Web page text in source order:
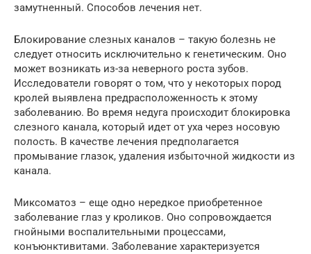
замутненный. Способов лечения нет.
Блокирование слезных каналов – такую болезнь не
следует относить исключительно к генетическим. Оно
может возникать из-за неверного роста зубов.
Исследователи говорят о том, что у некоторых пород
кролей выявлена предрасположенность к этому
заболеванию. Во время недуга происходит блокировка
слезного канала, который идет от уха через носовую
полость. В качестве лечения предполагается
промывание глазок, удаления избыточной жидкости из
канала.
Миксоматоз – еще одно нередкое приобретенное
заболевание глаз у кроликов. Оно сопровождается
гнойными воспалительными процессами,
конъюнктивитами. Заболевание характеризуется